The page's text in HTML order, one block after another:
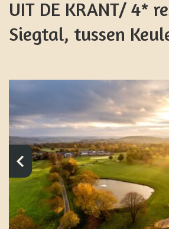
UIT DE KRANT/ 4*
Siegtal, tussen